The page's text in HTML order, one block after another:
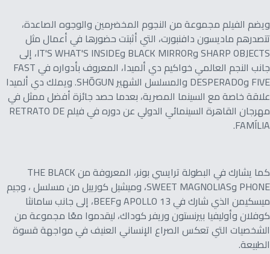
ويضم الفيلم مجموعة من النجوم المخضرمين والوجوه الصاعدة،
تتصدرهم ماديسون دافنبورت، التي أثبتت حضورها في أعمال مثل
SHARP OBJECTS وBLACK MIRROR وIT'S WHAT'S INSIDE، إلى
جانب النجم العالمي خواكيم دي ألميدا، المعروف بأدواره في FAST
FIVE وDESPERADO والمسلسل الشهير SHŌGUN. ويملك دي ألميدا
علاقة خاصة مع السينما المصرية، بعدما حصد جائزة أفضل ممثل في
مهرجان القاهرة السينمائي الدولي عن دوره في فيلم RETRATO DE
FAMÍLIA.
كما يشارك في البطولة ترايسي بونر، المعروفة من THE BLACK
PHONE وSWEET MAGNOLIAS، وميشيل كورييل من مسلسل ، وجيم
ميسكيمن الذي شارك في APOLLO 13 وBEEF، إلى جانب سامانثا
كوفلان وأوليفيا بيرنستون وريفر كوداك، ليقدموا معًا مجموعة من
الشخصيات التي تعكس الصراع الإنساني العنيف في مواجهة قسوة
الطبيعة.